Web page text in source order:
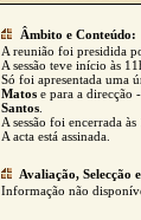
Âmbito e Conteúdo:
A reunião foi presidida
A sessão teve início às
Só foi apresentada uma
Matos e para a direcção -
Santos
A sessão foi encerrada às
A acta está assinada.
Avaliação, Selecção
Informação não